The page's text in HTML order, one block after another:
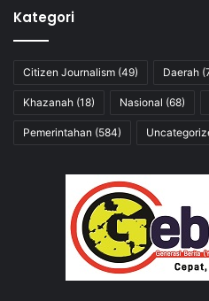
Kategori
Citizen Journalism (49) Daerah
Khazanah (18) Nasional (68)
Pemerintahan (584)